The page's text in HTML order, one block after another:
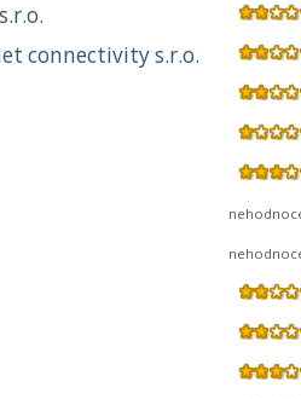
connectivity s.r.o.